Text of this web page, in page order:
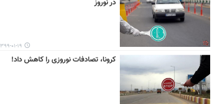
در نوروز
۱۳۹۹-۰۱-۱۹
کرونا، تصادفات نوروزی را کاهش داد!